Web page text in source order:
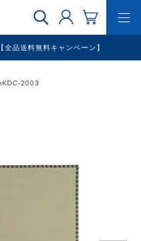
全品送料無料キャンペーン】
2003